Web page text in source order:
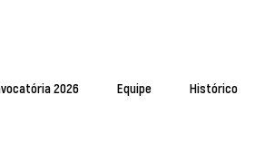
2026 Equipe Histórico